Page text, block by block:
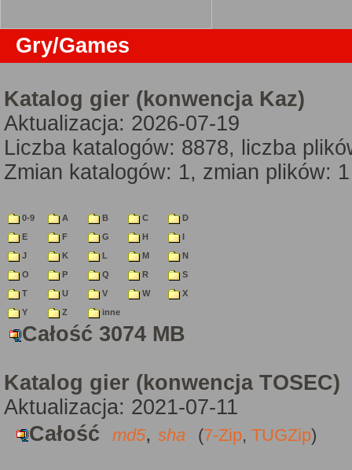
Gry/Games
Katalog gier (konwencja Kaz)
Aktualizacja: 2026-07-19
Liczba katalogów: 8878, liczba
Zmian katalogów: 1, zmian plików: 1
0-9 A B C
D
E
F G H
I
J
K L M
N
O
P Q R
S
T
U V W
X
Y
Z inne
Całość 3074 MB
Katalog gier (konwencja TOSEC)
Aktualizacja: 2021-07-11
Całość
md5, sha (7-Zip, TUGZip)